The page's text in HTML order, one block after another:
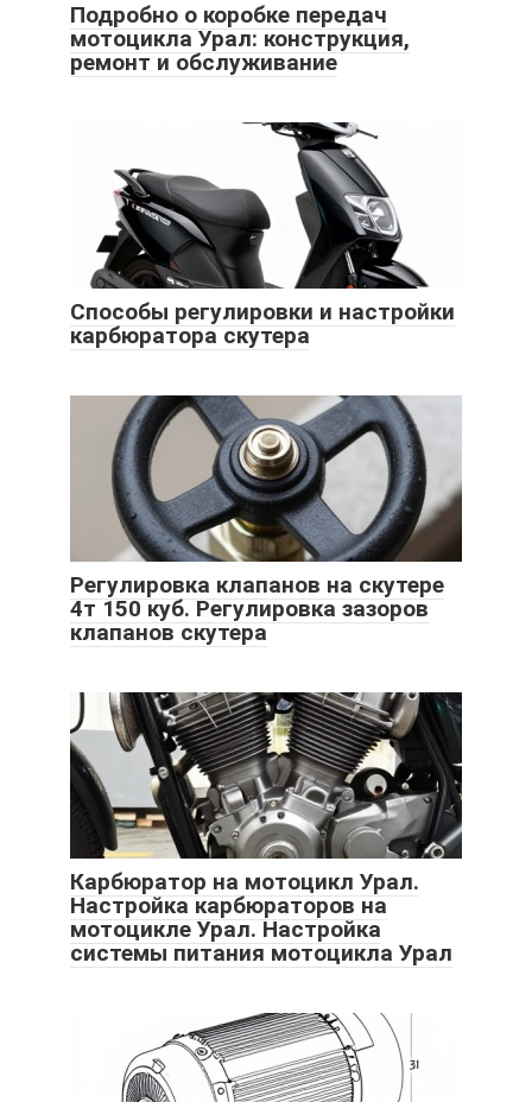
Подробно о коробке передач
мотоцикла Урал: конструкция,
ремонт и обслуживание
Способы регулировки и настройки
карбюратора скутера
Регулировка клапанов на скутере
4т 150 куб. Регулировка зазоров
клапанов скутера
Карбюратор на мотоцикл Урал.
Настройка карбюраторов на
мотоцикле Урал. Настройка
системы питания мотоцикла Урал